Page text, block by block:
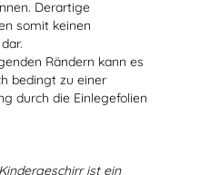
Derartige
somit keinen
Rändern kann es
bedingt zu einer
durch die Einlegefolien
ist ein